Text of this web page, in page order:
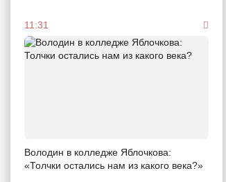
11:31
Володин в колледже Яблочкова:
«Толчки остались нам из какого века?»